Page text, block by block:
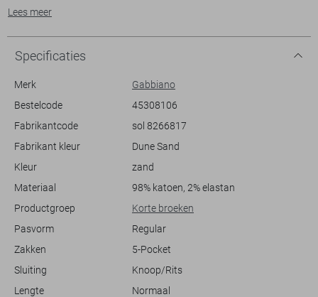
een praktische touch, terwijl de combinatie van 98% katoen en 2%
klassieke beige kleur maakt het eenvoudig om te combineren met
verschillende stijlen.
Met zijn moderne uitstraling is deze Gabbiano korte broek ideaal voor
wilt hangen of een casual meeting hebt in de stad, deze broek past
perfect. De subtiele details, zoals de knoop- en ritssluiting, geven het
ontwerp een verfijnde afwerking. Draag het met een luchtig overhemd
is.
Lees meer
Specificaties
Merk
Gabbiano
Bestelcode
45308106
Fabrikantcode
sol 8266817
Fabrikant kleur
Dune Sand
Kleur
zand
Materiaal
98% katoen, 2% elastan
Productgroep
Korte broeken
Pasvorm
Regular
Zakken
5-Pocket
Sluiting
Knoop/Rits
Lengte
Normaal